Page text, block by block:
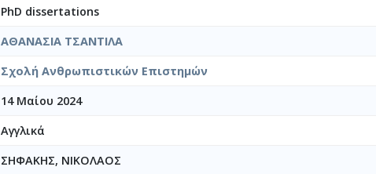
PhD dissertations
ΑΘΑΝΑΣΙΑ ΤΣΑΝΤΙΛΑ
Σχολή Ανθρωπιστικών Επιστημών
14 Μαίου 2024
Αγγλικά
ΣΗΦΑΚΗΣ, ΝΙΚΟΛΑΟΣ